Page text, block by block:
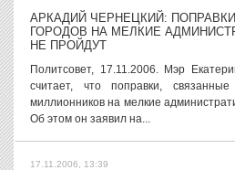
АРКАДИЙ ЧЕРНЕЦКИЙ:
ГОРОДОВ НА МЕЛКИЕ
НЕ ПРОЙДУТ
Политсовет, 17.11.2006. Мэр
считает, что поправки,
миллионников на мелкие
Об этом он заявил на...
17.11.2006, 13:39